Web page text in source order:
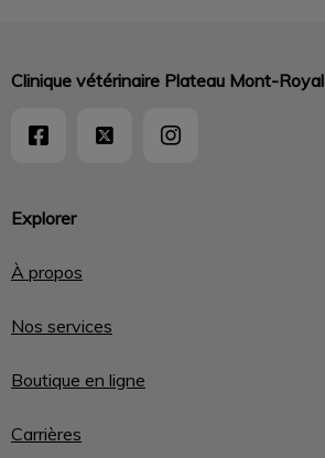
Explorer
À propos
Nos services
Boutique en ligne
Carrières
Clinique vétérinaire Plateau Mont-Royal